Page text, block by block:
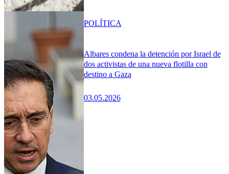
Albares condena la detención por Israel de
dos activistas de una nueva flotilla con
destino a Gaza
03.05.2026
POLÍTICA